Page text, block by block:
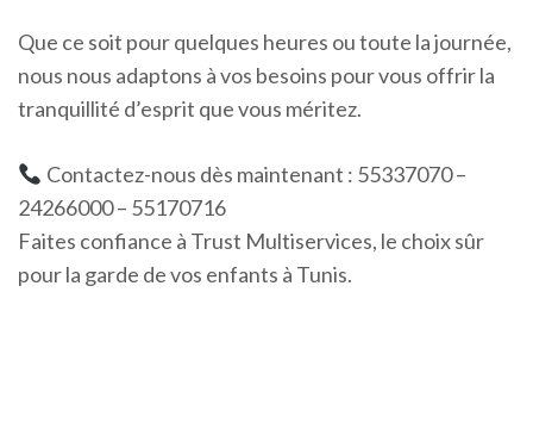
Que ce soit pour quelques heures ou toute la journée,
nous nous adaptons à vos besoins pour vous offrir la
tranquillité d’esprit que vous méritez.
Contactez-nous dès maintenant : 55337070 –
24266000 – 55170716
Faites confiance à Trust Multiservices, le choix sûr
pour la garde de vos enfants à Tunis.